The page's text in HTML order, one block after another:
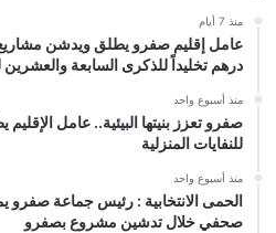
منذ 7 أيام
درهم تخليداً للذكرى السابعة
منذ أسبوع واحد
صفرو تعزز بنيتها البيئية.. عامل
للنفايات المنزلية
منذ أسبوع واحد
الحمى الانتخابية : رئيس جماعة صفرو
صحفي خلال تدشين مشروع بصفرو